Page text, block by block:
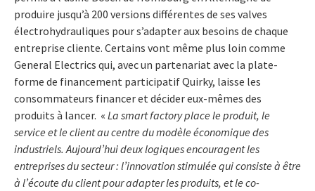
produire jusqu’à 200 versions différentes de ses valves
électrohydrauliques pour s’adapter aux besoins de chaque
entreprise cliente. Certains vont même plus loin comme
General Electrics qui, avec un partenariat avec la plate-
forme de financement participatif Quirky, laisse les
consommateurs financer et décider eux-mêmes des
produits à lancer. « La smart factory place le produit, le
service et le client au centre du modèle économique des
industriels. Aujourd’hui deux logiques encouragent les
entreprises du secteur : l’innovation stimulée qui consiste à être
à l’écoute du client pour adapter les produits, et le co-